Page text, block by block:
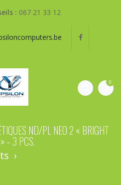
: 067 21 33 12
0
ND/PL NEO 2 « BRIGHT
– 3 PCS.
›